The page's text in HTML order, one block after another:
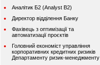
Аналітик Б2 (Analyst B2)
Директор відділення Банку
Фахівець з оптимізації та
автоматизації проєктів
Головний економіст управління
корпоративних кредитних ризиків
Департаменту ризик-менеджменту